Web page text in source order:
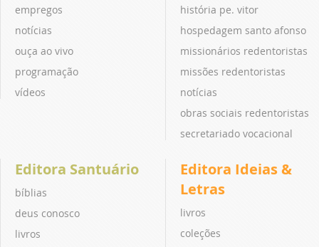
empregos
notícias
ouça ao vivo
programação
vídeos
história pe. vitor
hospedagem santo afonso
missionários redentoristas
missões redentoristas
notícias
obras sociais redentoristas
secretariado vocacional
Editora Santuário
bíblias
deus conosco
livros
Editora Ideias &
Letras
livros
coleções